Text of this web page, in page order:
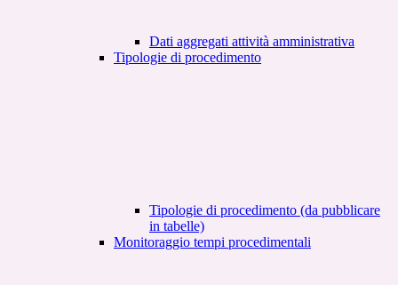
Dati aggregati attività amministrativa
Tipologie di procedimento
Tipologie di procedimento (da pubblicare
in tabelle)
Monitoraggio tempi procedimentali